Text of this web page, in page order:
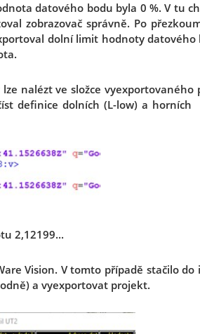
datového bodu byla 0 %. V tu
zobrazovač správně. Po
dolní limit hodnoty datového
nalézt ve složce vyexportovaného
definice dolních (L-low) a horních
2,12199...
Vision. V tomto případě stačilo do
a vyexportovat projekt.